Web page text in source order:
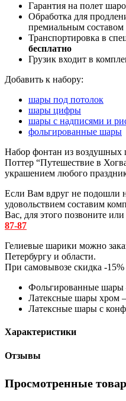
Гарантия на полет
Обработка для
премиальным составом
Транспортировка в
бесплатно
Грузик входит в
Добавить к набору:
шары под потолок
шары цифры
шары с надписями и
фольгированные шары
Набор фонтан из воздушных
Поттер “Путешествие в
украшением любого
Если Вам вдруг не подошли
удовольствием составим
Вас, для этого позвоните
87-87
Гелиевые шарики можно
Петербургу и области.
При самовывозе скидка -
Фольгированные шары
Латексные шары хром
Латексные шары с
Характеристики
Отзывы
Просмотренные